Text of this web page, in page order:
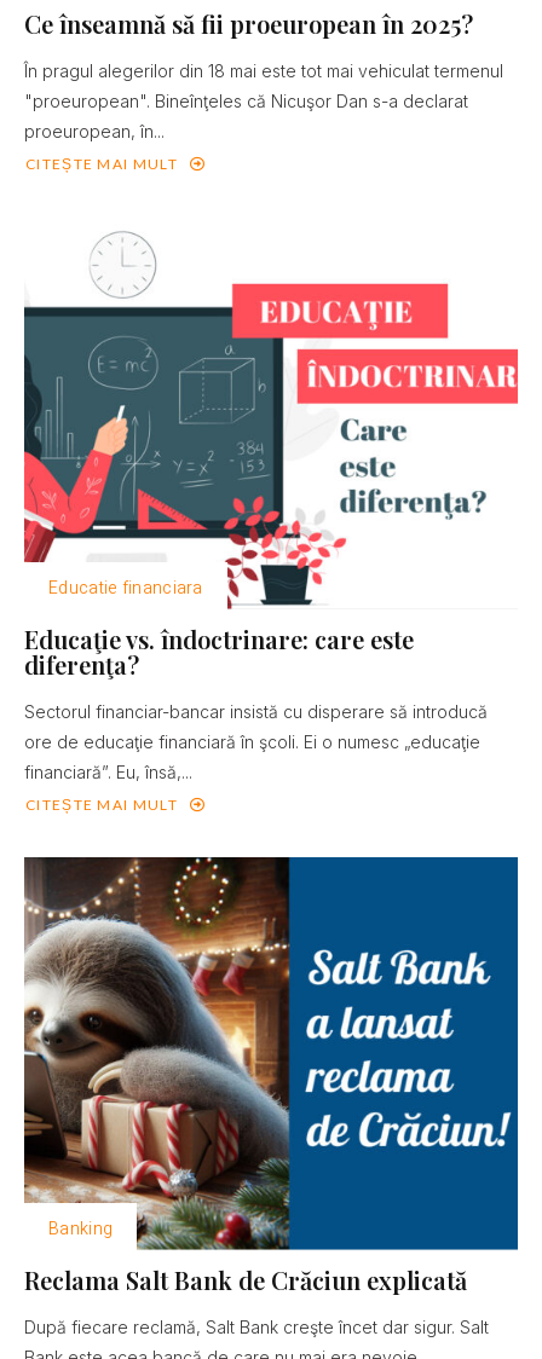
Ce înseamnă să fii proeuropean în 2025?
În pragul alegerilor din 18 mai este tot mai vehiculat termenul
"proeuropean". Bineînţeles că Nicuşor Dan s-a declarat
proeuropean, în...
CITEȘTE MAI MULT
Educatie financiara
Educaţie vs. îndoctrinare: care este
diferenţa?
Sectorul financiar-bancar insistă cu disperare să introducă
ore de educaţie financiară în şcoli. Ei o numesc „educaţie
financiară”. Eu, însă,...
CITEȘTE MAI MULT
Banking
Reclama Salt Bank de Crăciun explicată
După fiecare reclamă, Salt Bank creşte încet dar sigur. Salt